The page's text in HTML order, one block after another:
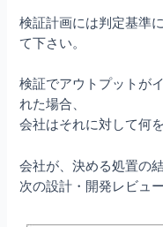
検証計画には判定基準
て下さい。
検証でアウトプットが
れた場合、
会社はそれに対して何
会社が、決める処置の結
次の設計・開発レビュ